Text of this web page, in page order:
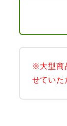
※大型商
せていた